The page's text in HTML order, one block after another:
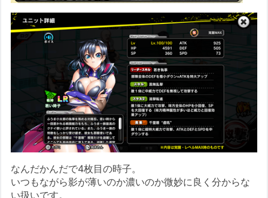
なんだかんだで4枚目の時子。
いつもながら影が薄いのか濃いのか微妙に良く分からな
い扱いです。